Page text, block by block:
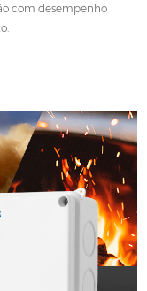
com desempenho